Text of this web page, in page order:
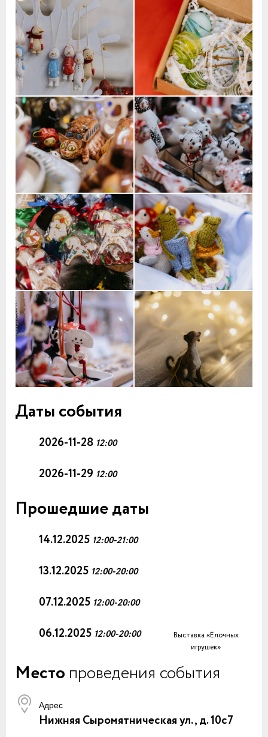
Даты события
2026-11-28 12:00
2026-11-29 12:00
Прошедшие даты
14.12.2025 12:00-21:00
13.12.2025 12:00-20:00
07.12.2025 12:00-20:00
06.12.2025 12:00-20:00
Выставка «Ёлочных
игрушек»
Место проведения события
Адрес
Нижняя Сыромятническая ул., д. 10с7